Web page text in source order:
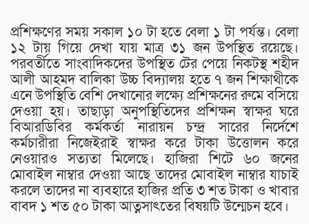
প্রশিক্ষণের সময় সকাল ১০ টা হতে বেলা ১ টা পর্যন্ত। বেলা
১২ টায় গিয়ে দেখা যায় মাত্র ৩১ জন উপস্থিত রয়েছে।
পরবর্তীতে সাংবাদিকদের উপস্থিত টের পেয়ে নিকটস্থ শহীদ
আলী আহমদ বালিকা উচ্চ বিদ্যালয় হতে ৭ জন শিক্ষাথীকে
এনে উপস্থিতি বেশি দেখানোর লক্ষ্যে প্রশিক্ষনের রুমে বসিয়ে
দেওয়া হয়। তাছাড়া অনুপস্থিতিদের প্রশিক্ষন স্বাক্ষর ঘরে
বিআরডিবির কর্মকর্তা নারায়ন চন্দ্র সারের নির্দেশে
কর্মচারীরা নিজেইরাই স্বাক্ষর করে টাকা উত্তোলন করে
নেওয়ারও সত্যতা মিলেছে। হাজিরা শিটে ৬০ জনের
মোবাইল নাম্বার দেওয়া আছে তাদের মোবাইল নাম্বার যাচাই
করলে তাদের না ব্যবহারে হাজির প্রতি ৩ শত টাকা ও খাবার
বাবদ ১ শত ৫০ টাকা আত্নসাৎতের বিষয়টি উন্মেচন হবে।